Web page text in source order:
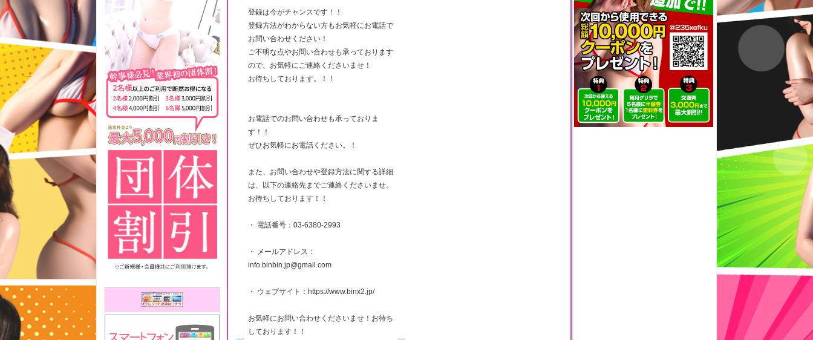
登録は今がチャンスです！！
登録方法がわからない方もお気軽にお電話で
お問い合わせください！
ご不明な点やお問い合わせも承っております
ので、お気軽にご連絡くださいませ！
お待ちしております。！！
お電話でのお問い合わせも承っておりま
す！！
ぜひお気軽にお電話ください。！
また、お問い合わせや登録方法に関する詳細
は、以下の連絡先までご連絡くださいませ。
お待ちしております！！
・ 電話番号：03-6380-2993
・ メールアドレス：
info.binbin.jp@gmail.com
・ ウェブサイト：https://www.binx2.jp/
お気軽にお問い合わせくださいませ！お待ち
しております！！